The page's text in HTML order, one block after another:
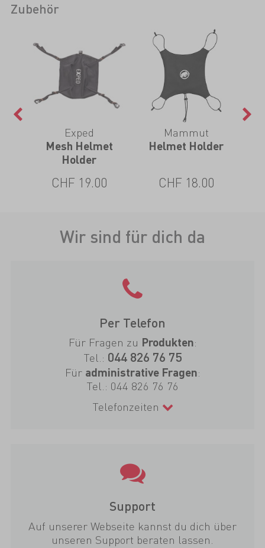
Zubehör
Exped
Mesh Helmet
Holder
CHF 19.00
Mammut
Helmet Holder
CHF 18.00
Wir sind für dich da
Per Telefon
Für Fragen zu Produkten:
Tel.: 044 826 76 75
Für administrative Fragen:
Tel.: 044 826 76 76
Telefonzeiten
Support
Auf unserer Webseite kannst du dich über
unseren Support beraten lassen.